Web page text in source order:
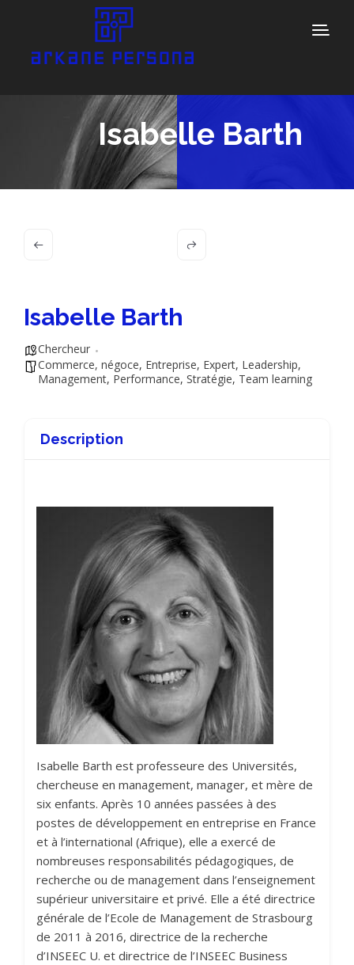
Isabelle Barth
Isabelle Barth
Chercheur
Commerce, négoce, Entreprise, Expert, Leadership,
Management, Performance, Stratégie, Team learning
Description
Isabelle Barth est professeure des Universités,
chercheuse en management, manager, et mère de
six enfants. Après 10 années passées à des
postes de développement en entreprise en France
et à l’international (Afrique), elle a exercé de
nombreuses responsabilités pédagogiques, de
recherche ou de management dans l’enseignement
supérieur universitaire et privé. Elle a été directrice
générale de l’Ecole de Management de Strasbourg
de 2011 à 2016, directrice de la recherche
d’INSEEC U. et directrice de l’INSEEC Business